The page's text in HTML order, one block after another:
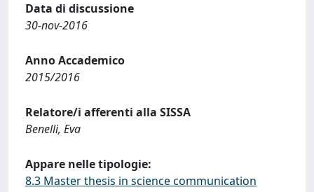
Data di discussione
30-nov-2016
Anno Accademico
2015/2016
Relatore/i afferenti alla SISSA
Benelli, Eva
Appare nelle tipologie:
8.3 Master thesis in science communication